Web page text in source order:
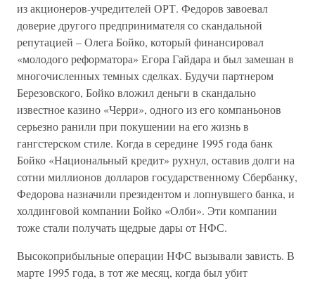
из акционеров-учредителей ОРТ. Федоров завоевал
доверие другого предпринимателя со скандальной
репутацией – Олега Бойко, который финансировал
«молодого реформатора» Егора Гайдара и был замешан в
многочисленных темных сделках. Будучи партнером
Березовского, Бойко вложил деньги в скандально
известное казино «Черри», одного из его компаньонов
серьезно ранили при покушении на его жизнь в
гангстерском стиле. Когда в середине 1995 года банк
Бойко «Национальный кредит» рухнул, оставив долги на
сотни миллионов долларов государственному Сбербанку,
Федорова назначили президентом и лопнувшего банка, и
холдинговой компании Бойко «Олби». Эти компании
тоже стали получать щедрые дары от НФС.
Высокоприбыльные операции НФС вызывали зависть. В
марте 1995 года, в тот же месяц, когда был убит